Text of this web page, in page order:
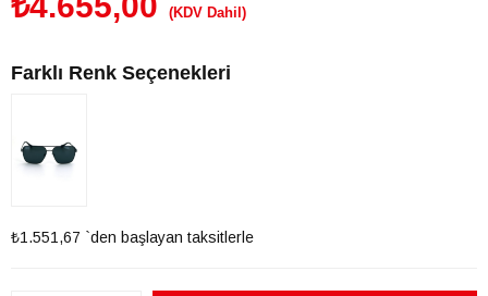
(KDV Dahil)
Farklı Renk Seçenekleri
₺1.551,67 `den başlayan taksitlerle